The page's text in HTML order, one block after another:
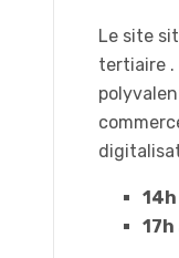
Le site
tertiaire .